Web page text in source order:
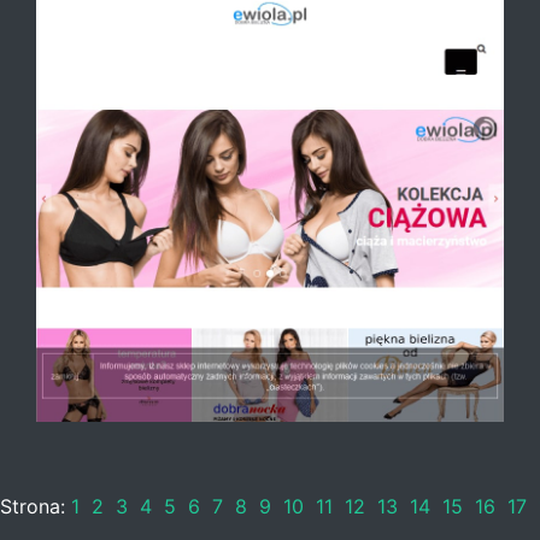
Strona: 1 2 3 4 5 6 7 8 9 10 11 12 13 14 15 16 17